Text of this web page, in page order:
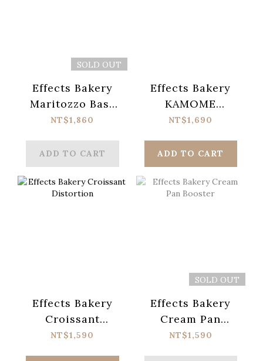
SOLD OUT
Effects Bakery
Maritozzo Bass
EQ
NT$1,860
ADD TO CART
Effects Bakery
KAMOME
DISTORTION
NT$1,690
ADD TO CART
Effects Bakery
Croissant
Distortion
NT$1,590
SOLD OUT
Effects Bakery
Cream Pan
Booster
NT$1,590